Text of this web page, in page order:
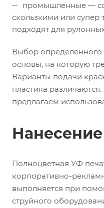
промышленные —
скользкими или
подходят для
Выбор определенного
основы, на которую
Варианты подачи
пластика
предлагаем
Полноцветная УФ
корпоративно-
выполняется при
струйного